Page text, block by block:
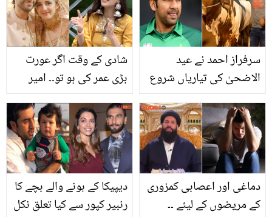
شادی کے وقت اگر عورت
بڑی عمر کی ہو تو۔۔ امیر
کتنے چھوٹے ہیں؟ بحث
میں ژالے سرحدی بھی کود
پڑیں
سرفراز احمد نے عید
الاضحیٰ کی تیاریاں شروع
تصویر وائرل
دیپیکا کے ہونے والے بچے کا
رنبیر کپور سے کیا تعلق نکل
دماغی اور اعصابی کمزوری
کے مریضوں کے لیئے ۔۔